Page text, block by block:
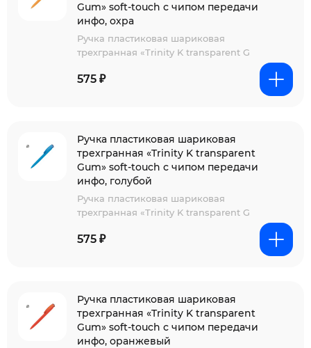
Gum» soft-touch с чипом передачи
инфо, охра
Ручка пластиковая шариковая
трехгранная «Trinity K transparent G
575 ₽
Ручка пластиковая шариковая
трехгранная «Trinity K transparent
Gum» soft-touch с чипом передачи
инфо, голубой
Ручка пластиковая шариковая
трехгранная «Trinity K transparent G
575 ₽
Ручка пластиковая шариковая
трехгранная «Trinity K transparent
Gum» soft-touch с чипом передачи
инфо, оранжевый